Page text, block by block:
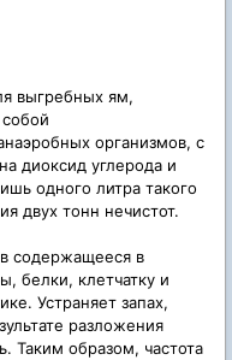
выгребных ям,
организмов, с
диоксид углерода и
одного литра такого
двух тонн нечистот.
содержащееся в
белки, клетчатку и
Устраняет запах,
разложения
Таким образом, частота